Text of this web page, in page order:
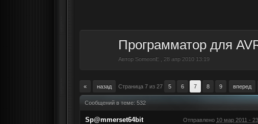
Программатор для
АвторSomeonE ,28 апр 2010 13:19
« назад Страница 7 из 27 5 6 7 8 9 вперед
Сообщений в теме: 532
Sp@mmerset64bit Отправлено 10 мар 2011 -